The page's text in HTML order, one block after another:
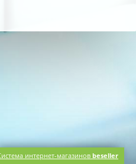
интернет-магазинов beseller